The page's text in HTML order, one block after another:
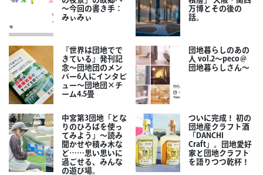
～今回の書き手：
みぃみぃ
万博とその後の
話。
『世界は団地でで
きている』発刊記
念～団地団のメン
バー6人にインタビ
ュー～団地団×チ
ーム4.5畳
団地暮らしのあの
人 vol.2～peco＠
団地暮らしさん～
中宮第3団地「とな
りのひろばを使っ
てみよう」～読み
聞かせや積み木な
ど……思い思いに
過ごせる、みんな
の遊び場。
ついに完成！ 初の
団地産クラフト酒
「DANCHI
Craft」。団地愛好
家と団地クラフト
を語りつつ乾杯！